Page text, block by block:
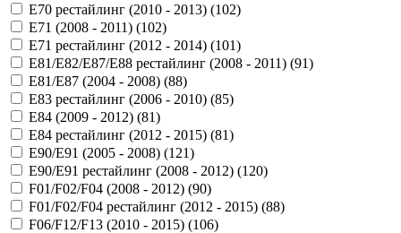
E70 рестайлинг (2010 - 2013) (102)
E71 (2008 - 2011) (102)
E71 рестайлинг (2012 - 2014) (101)
E81/E82/E87/E88 рестайлинг (2008 - 2011) (91)
E81/E87 (2004 - 2008) (88)
E83 рестайлинг (2006 - 2010) (85)
E84 (2009 - 2012) (81)
E84 рестайлинг (2012 - 2015) (81)
E90/E91 (2005 - 2008) (121)
E90/E91 рестайлинг (2008 - 2012) (120)
F01/F02/F04 (2008 - 2012) (90)
F01/F02/F04 рестайлинг (2012 - 2015) (88)
F06/F12/F13 (2010 - 2015) (106)